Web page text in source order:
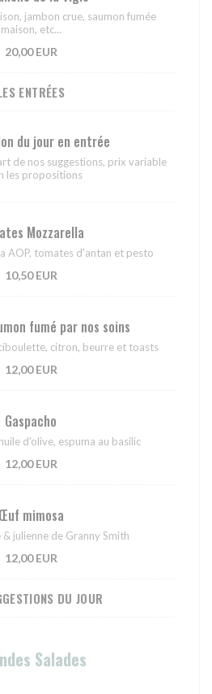
jambon crue, saumon fumée
maison, etc...
20,00 EUR
ENTRÉES
du jour en entrée
de nos suggestions, prix variable
les propositions
Mozzarella
AOP, tomates d'antan et pesto
10,50 EUR
fumé par nos soins
citron, beurre et toasts
12,00 EUR
Gaspacho
d’olive, espuma au basilic
12,00 EUR
Œuf mimosa
julienne de Granny Smith
12,00 EUR
DU JOUR
Salades